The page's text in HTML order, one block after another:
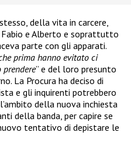
della vita in carcere,
e Alberto e soprattutto
parte con gli apparati.
prima hanno evitato ci
prendere” e del loro presunto
La Procura ha deciso di
e gli inquirenti potrebbero
della nuova inchiesta
della banda, per capire se
tentativo di depistare le